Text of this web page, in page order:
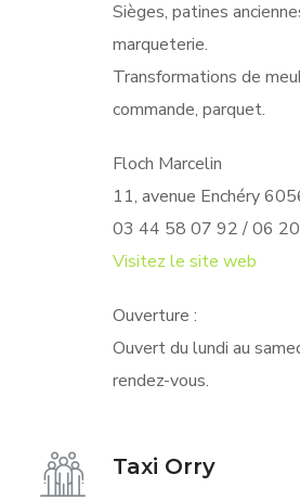
Sièges, patines
marqueterie.
Transformations de
commande, parquet.
Floch Marcelin
11, avenue Enchéry
03 44 58 07 92 / 06
Visitez le site web
Ouverture :
Ouvert du lundi au
rendez-vous.
Taxi Orry